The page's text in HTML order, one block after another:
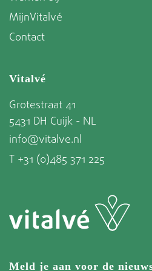
Lees hier het
MijnVitalvé
Contact
Meld je aan voor de
Vitalvé
Grotestraat 41
5431 DH Cuijk - NL
info@vitalve.nl
T +31 (0)485 371 225